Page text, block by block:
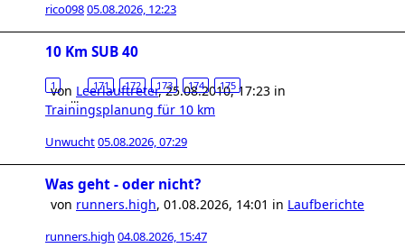
rico09805.08.2026, 12:23
10 Km SUB 40
1
…
171 172 173 174 175
von Leerlauftreter,25.08.2010, 17:23 in
Trainingsplanung für 10 km
Unwucht05.08.2026, 07:29
Was geht - oder nicht?
von runners.high, 01.08.2026, 14:01 in Laufberichte
runners.high 04.08.2026, 15:47